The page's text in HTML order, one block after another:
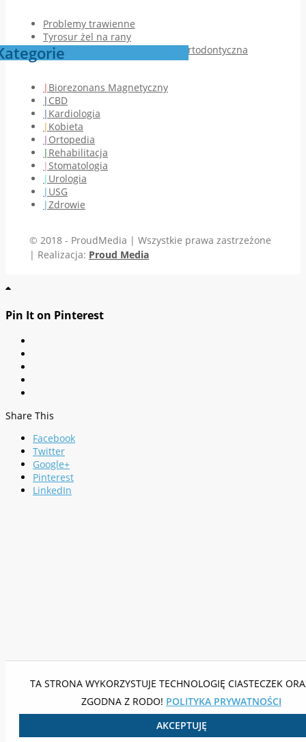
Problemy trawienne
Tyrosur żel na rany
Jak przebiega pierwsza wizyta ortodontyczna
Biorezonans Magnetyczny
CBD
Kardiologia
Kobieta
Ortopedia
Rehabilitacja
Stomatologia
Urologia
USG
Zdrowie
© 2018 - ProudMedia | Wszystkie prawa zastrzeżone
| Realizacja: Proud Media
Pin It on Pinterest
Share This
Facebook
Twitter
Google+
Pinterest
LinkedIn
TA STRONA WYKORZYSTUJE TECHNOLOGIĘ CIASTECZEK
ZGODNA Z RODO! POLITYKA PRYWATNOŚCI
AKCEPTUJĘ